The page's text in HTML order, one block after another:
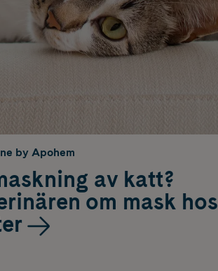
by Apohem
av katt?
om mask hos